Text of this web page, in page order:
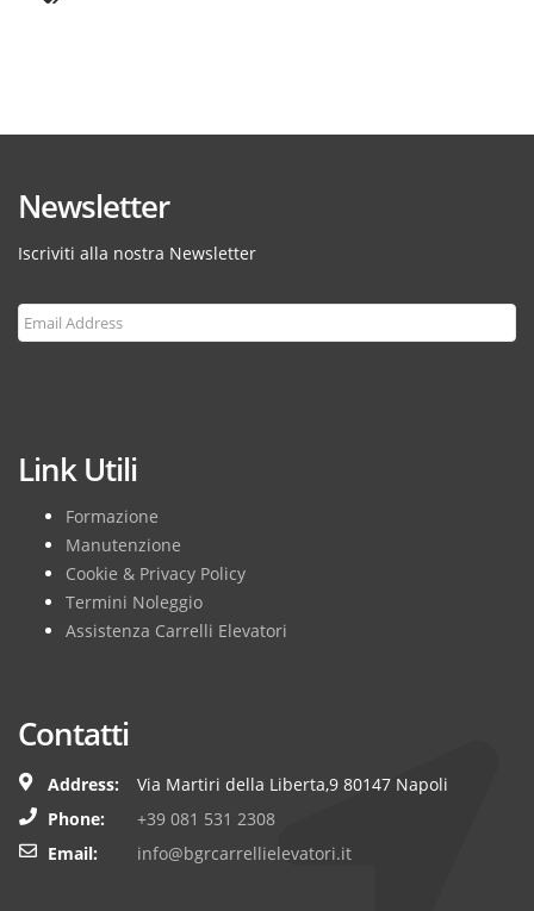
Newsletter
Iscriviti alla nostra Newsletter
Link Utili
Formazione
Manutenzione
Cookie & Privacy Policy
Termini Noleggio
Assistenza Carrelli Elevatori
Contatti
Address:
Via Martiri della Liberta,9 80147 Napoli
Phone:
+39 081 531 2308
Email:
info@bgrcarrellielevatori.it